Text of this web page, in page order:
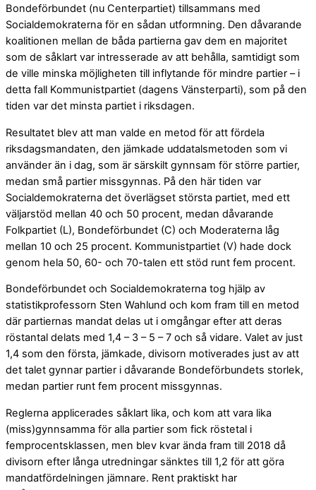
Bondeförbundet (nu Centerpartiet) tillsammans med
Socialdemokraterna för en sådan utformning. Den dåvarande
koalitionen mellan de båda partierna gav dem en majoritet
som de såklart var intresserade av att behålla, samtidigt som
de ville minska möjligheten till inflytande för mindre partier – i
detta fall Kommunistpartiet (dagens Vänsterparti), som på den
tiden var det minsta partiet i riksdagen.
Resultatet blev att man valde en metod för att fördela
riksdagsmandaten, den jämkade uddatalsmetoden som vi
använder än i dag, som är särskilt gynnsam för större partier,
medan små partier missgynnas. På den här tiden var
Socialdemokraterna det överlägset största partiet, med ett
väljarstöd mellan 40 och 50 procent, medan dåvarande
Folkpartiet (L), Bondeförbundet (C) och Moderaterna låg
mellan 10 och 25 procent. Kommunistpartiet (V) hade dock
genom hela 50, 60- och 70-talen ett stöd runt fem procent.
Bondeförbundet och Socialdemokraterna tog hjälp av
statistikprofessorn Sten Wahlund och kom fram till en metod
där partiernas mandat delas ut i omgångar efter att deras
röstantal delats med 1,4 – 3 – 5 – 7 och så vidare. Valet av just
1,4 som den första, jämkade, divisorn motiverades just av att
det talet gynnar partier i dåvarande Bondeförbundets storlek,
medan partier runt fem procent missgynnas.
Reglerna applicerades såklart lika, och kom att vara lika
(miss)gynnsamma för alla partier som fick röstetal i
femprocentsklassen, men blev kvar ända fram till 2018 då
divisorn efter långa utredningar sänktes till 1,2 för att göra
mandatfördelningen jämnare. Rent praktiskt har